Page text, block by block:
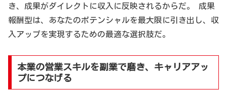
き、成果がダイレクトに収入に反映されるからだ。 成果
報酬型は、あなたのポテンシャルを最大限に引き出し、収
入アップを実現するための最適な選択肢だ。
本業の営業スキルを副業で磨き、キャリアアッ
プにつなげる